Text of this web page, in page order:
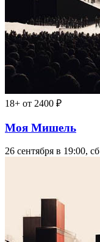
18+ от 2400 ₽
Моя Мишель
26 сентября в 19:00, сб